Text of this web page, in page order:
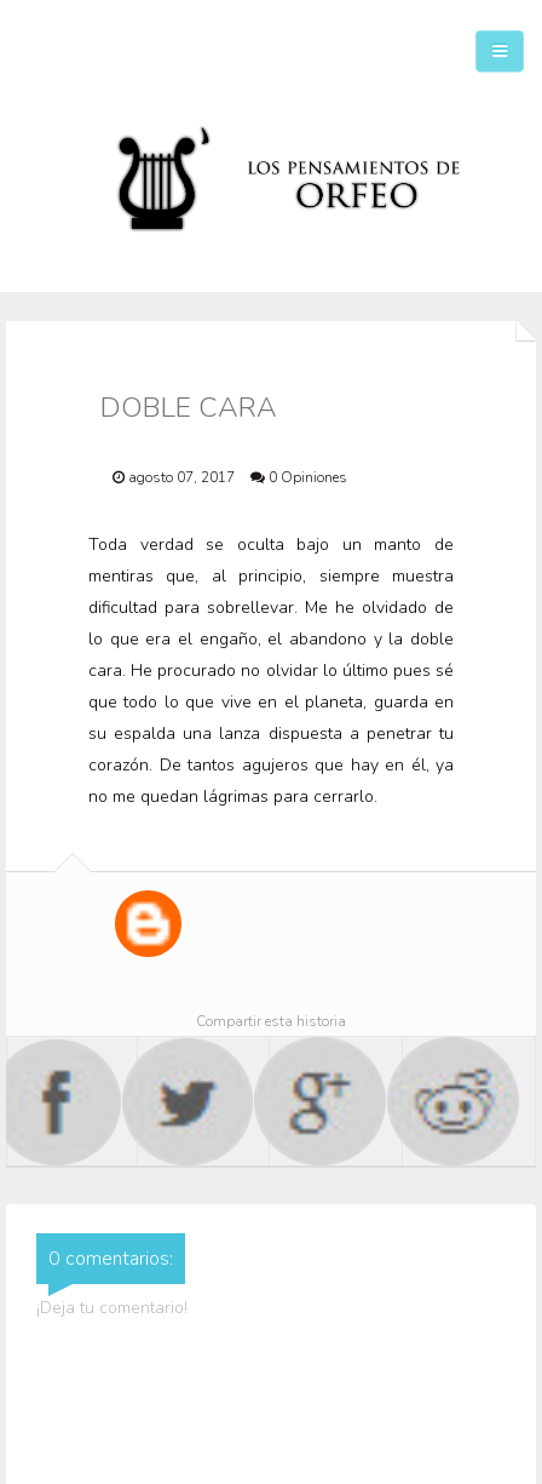
DOBLE CARA
agosto 07, 2017 0 Opiniones
Toda verdad se oculta bajo un manto de
mentiras que, al principio, siempre muestra
dificultad para sobrellevar. Me he olvidado de
lo que era el engaño, el abandono y la doble
cara. He procurado no olvidar lo último pues sé
que todo lo que vive en el planeta, guarda en
su espalda una lanza dispuesta a penetrar tu
corazón. De tantos agujeros que hay en él, ya
no me quedan lágrimas para cerrarlo.
Compartir esta historia
0 comentarios:
¡Deja tu comentario!